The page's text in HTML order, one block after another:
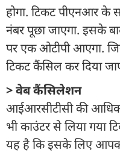
होगा. टिकट पीएनआर के
नंबर पूछा जाएगा. इसके
पर एक ओटीपी आएगा.
टिकट कैंसिल कर दिया
> वेब कैंसिलेशन
आईआरसीटीसी की
भी काउंटर से लिया गया
यह है कि इसके लिए